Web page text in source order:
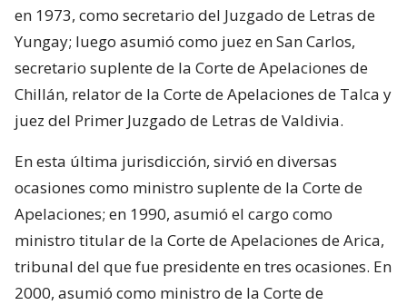
en 1973, como secretario del Juzgado de Letras de
Yungay; luego asumió como juez en San Carlos,
secretario suplente de la Corte de Apelaciones de
Chillán, relator de la Corte de Apelaciones de Talca y
juez del Primer Juzgado de Letras de Valdivia.
En esta última jurisdicción, sirvió en diversas
ocasiones como ministro suplente de la Corte de
Apelaciones; en 1990, asumió el cargo como
ministro titular de la Corte de Apelaciones de Arica,
tribunal del que fue presidente en tres ocasiones. En
2000, asumió como ministro de la Corte de